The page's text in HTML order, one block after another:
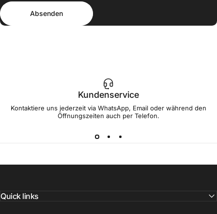
Absenden
Absenden
Kundenservice
Kontaktiere uns jederzeit via WhatsApp, Email oder während den
Öffnungszeiten auch per Telefon.
Quick links